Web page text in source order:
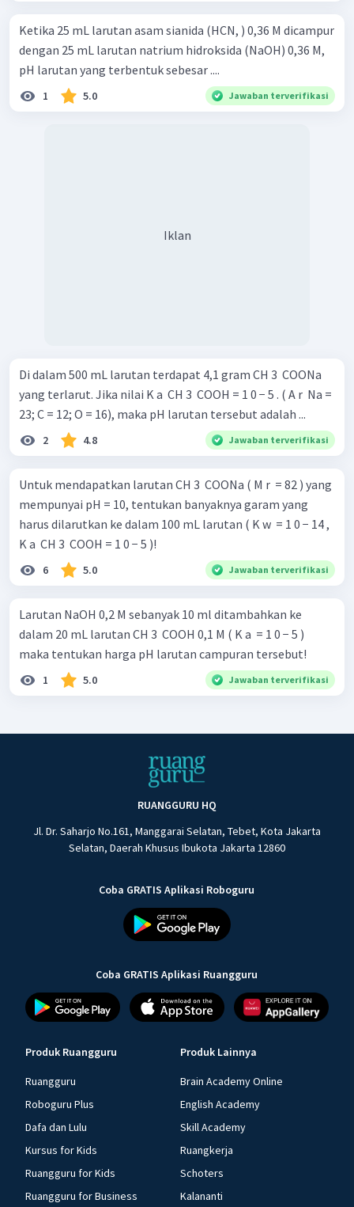
Ketika 25 mL larutan asam sianida (HCN, ) 0,36 M dicampur
dengan 25 mL larutan natrium hidroksida (NaOH) 0,36 M,
pH larutan yang terbentuk sebesar ....
1 5.0 Jawaban terverifikasi
Iklan
Di dalam 500 mL larutan terdapat 4,1 gram CH 3 ​ COONa
yang terlarut. Jika nilai K a ​ CH 3 ​ COOH = 1 0 − 5 . ( A r ​ Na =
23; C = 12; O = 16), maka pH larutan tersebut adalah ...
2 4.8 Jawaban terverifikasi
Untuk mendapatkan larutan CH 3 ​ COONa ( M r ​ = 82 ) yang
mempunyai pH = 10, tentukan banyaknya garam yang
harus dilarutkan ke dalam 100 mL larutan ( K w ​ = 1 0 − 14 ,
K a ​ CH 3 ​ COOH = 1 0 − 5 )!
6 5.0 Jawaban terverifikasi
Larutan NaOH 0,2 M sebanyak 10 ml ditambahkan ke
dalam 20 mL larutan CH 3 ​ COOH 0,1 M ( K a ​ = 1 0 − 5 )
maka tentukan harga pH larutan campuran tersebut!
1 5.0 Jawaban terverifikasi
RUANGGURU HQ
Jl. Dr. Saharjo No.161, Manggarai Selatan, Tebet, Kota Jakarta
Selatan, Daerah Khusus Ibukota Jakarta 12860
Coba GRATIS Aplikasi Roboguru
Coba GRATIS Aplikasi Ruangguru
Produk Ruangguru
Ruangguru
Roboguru Plus
Dafa dan Lulu
Kursus for Kids
Ruangguru for Kids
Ruangguru for Business
Produk Lainnya
Brain Academy Online
English Academy
Skill Academy
Ruangkerja
Schoters
Kalananti